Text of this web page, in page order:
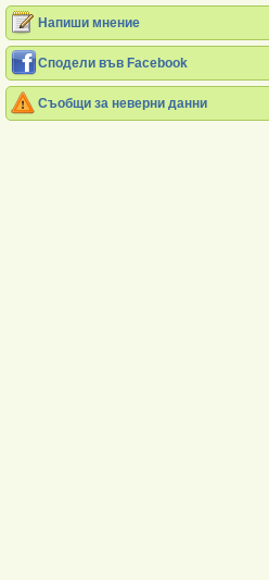
Напиши мнение
Сподели във Facebook
Съобщи за неверни данни